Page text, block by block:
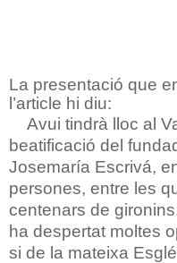
La presentació que
l’article hi diu:
Avui tindrà lloc al
beatificació del
Josemaría Escrivá,
persones, entre les
centenars de
ha despertat moltes
si de la mateixa